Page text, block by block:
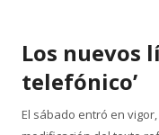
Los nuevos
telefónico’
El sábado entró en